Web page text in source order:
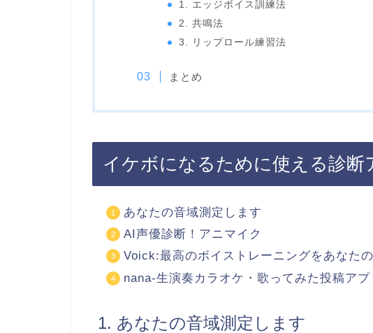
1. エッジボイス訓練法
2. 共鳴法
3. リップロール練習法
まとめ
イケボになるために使える診断
あなたの音域測定します
AI声優診断！アニマイク
Voick:最高のボイストレーニングをあなた
nana-生演奏カラオケ・歌ってみた投稿アプ
1. あなたの音域測定します